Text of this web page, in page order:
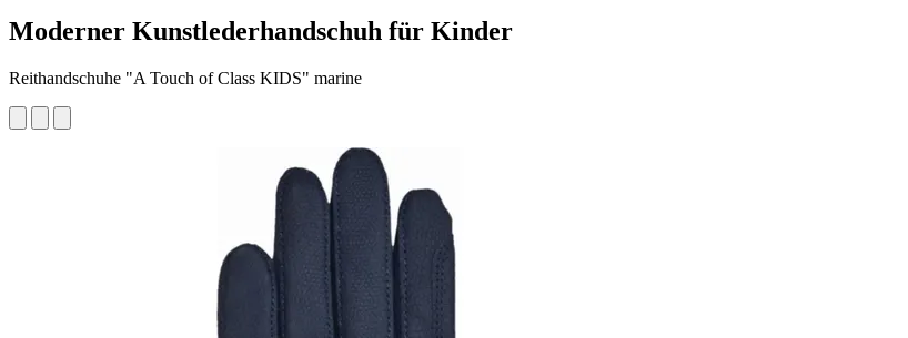
Moderner Kunstlederhandschuh für Kinder
Reithandschuhe "A Touch of Class KIDS" marine